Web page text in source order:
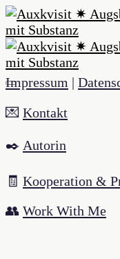
Impressum |
💌 Kontakt
✒️ Autorin
🧾 Kooperation &
👥 Work With Me